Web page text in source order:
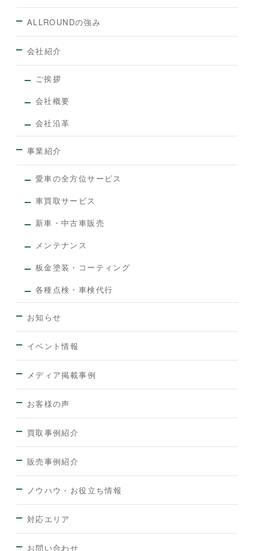
ALLROUNDの強み
会社紹介
ご挨拶
会社概要
会社沿革
事業紹介
愛車の全方位サービス
車買取サービス
新車・中古車販売
メンテナンス
板金塗装・コーティング
各種点検・車検代行
お知らせ
イベント情報
メディア掲載事例
お客様の声
買取事例紹介
販売事例紹介
ノウハウ・お役立ち情報
対応エリア
お問い合わせ